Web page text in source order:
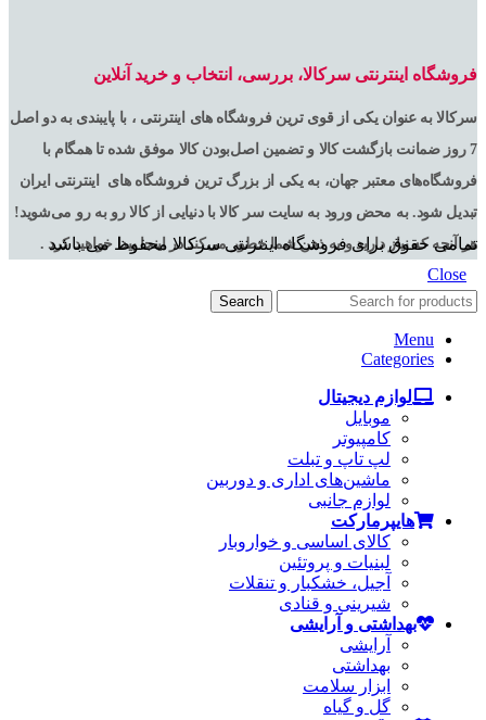
فروشگاه اینترنتی سرکالا، بررسی، انتخاب و خرید آنلاین
سرکالا به عنوان یکی از قوی ترین فروشگاه های اینترنتی ، با پایبندی به دو اصل
7 روز ضمانت بازگشت کالا و تضمین اصل‌بودن کالا موفق شده تا همگام با
فروشگاه‌های معتبر جهان، به یکی از بزرگ ترین فروشگاه های اینترنتی ایران
تبدیل شود. به محض ورود به سایت سر کالا با دنیایی از کالا رو به رو می‌شوید!
هر آنچه که نیاز دارید و به ذهن شما خطور می‌کند در اینجا پیدا خواهید کرد .
تمامی حقوق برای فروشگاه اینترنتی سرکالا محفوظ می باشد
Close
Search
Menu
Categories
لوازم دیجیتال
موبایل
کامپیوتر
لپ تاپ و تبلت
ماشین‌های اداری و دوربین
لوازم جانبی
هایپرمارکت
کالای اساسی و خواروبار
لبنیات و پروتئین
آجیل، خشکبار و تنقلات
شیرینی و قنادی
بهداشتی و آرایشی
آرایشی
بهداشتی
ابزار سلامت
گل و گیاه